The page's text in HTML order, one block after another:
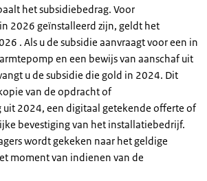
het subsidiebedrag. Voor
2026 geïnstalleerd zijn, geldt het
. Als u de subsidie aanvraagt voor een in
en een bewijs van aanschaf uit
u de subsidie die gold in 2024. Dit
van de opdracht of
2024, een digitaal getekende offerte of
bevestiging van het installatiebedrijf.
wordt gekeken naar het geldige
moment van indienen van de